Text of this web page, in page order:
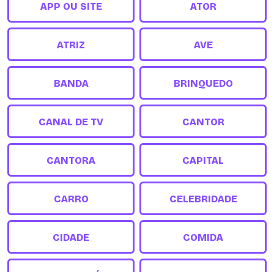
APP OU SITE ATOR
ATRIZ AVE
BANDA BRINQUEDO
CANAL DE TV CANTOR
CANTORA CAPITAL
CARRO CELEBRIDADE
CIDADE COMIDA